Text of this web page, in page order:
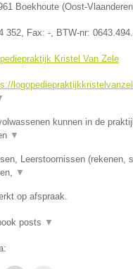
Boekhoute (Oost-Vlaanderen
352 , Fax: - , BTW-nr:
Kristel Van Zele
kunnen in de
▼
Leerstoornissen (rekenen,
▼
op afspraak.
posts ▼